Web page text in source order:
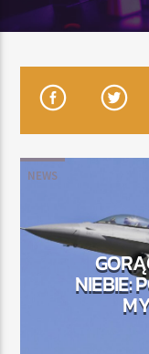
TERAZ GRAMY
TYTUŁ
ARTYSTA
TERAZ
RADIO
00:00
NEWS
NIEBIE: